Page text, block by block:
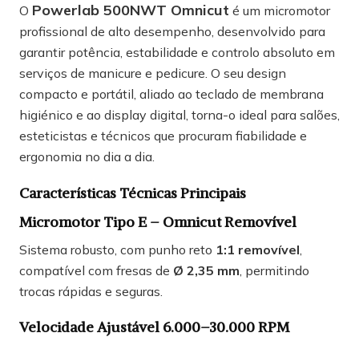
O Powerlab 500NWT Omnicut é um micromotor
profissional de alto desempenho, desenvolvido para
garantir potência, estabilidade e controlo absoluto em
serviços de manicure e pedicure. O seu design
compacto e portátil, aliado ao teclado de membrana
higiénico e ao display digital, torna-o ideal para salões,
esteticistas e técnicos que procuram fiabilidade e
ergonomia no dia a dia.
Características Técnicas Principais
Micromotor Tipo E – Omnicut Removível
Sistema robusto, com punho reto 1:1 removível,
compatível com fresas de Ø 2,35 mm, permitindo
trocas rápidas e seguras.
Velocidade Ajustável 6.000–30.000 RPM